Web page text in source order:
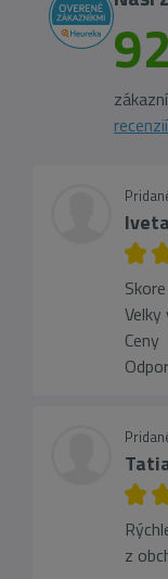
Ceny
z